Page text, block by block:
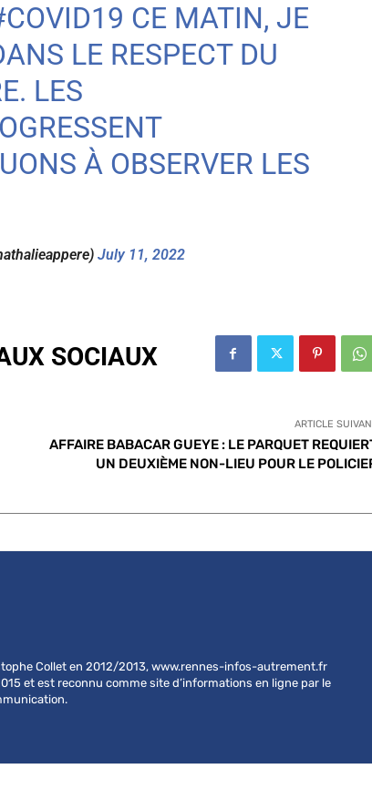
CE MATIN, JE
LE RESPECT DU
LES
À OBSERVER LES
July 11, 2022
SOCIAUX
ARTICLE
AFFAIRE BABACAR GUEYE : LE PARQUET
UN DEUXIÈME NON-LIEU POUR LE
Collet en 2012/2013, www.rennes-infos-autrement.fr
et est reconnu comme site d’informations en ligne par le